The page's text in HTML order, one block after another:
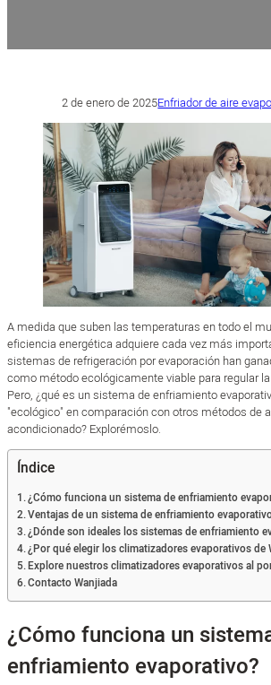
2 de enero de 2025Enfriador de aire
A medida que suben las temperaturas en todo el
eficiencia energética adquiere cada vez más
sistemas de refrigeración por evaporación han
como método ecológicamente viable para regular
Pero, ¿qué es un sistema de enfriamiento
"ecológico" en comparación con otros métodos de
acondicionado? Explorémoslo.
Índice
¿Cómo funciona un sistema de enfriamiento
Ventajas de un sistema de enfriamiento
¿Dónde son ideales los sistemas de enfriamiento
¿Por qué elegir los climatizadores evaporativos de
Explore nuestros climatizadores evaporativos al
Contacto Wanjiada
¿Cómo funciona un
enfriamiento evaporativo?